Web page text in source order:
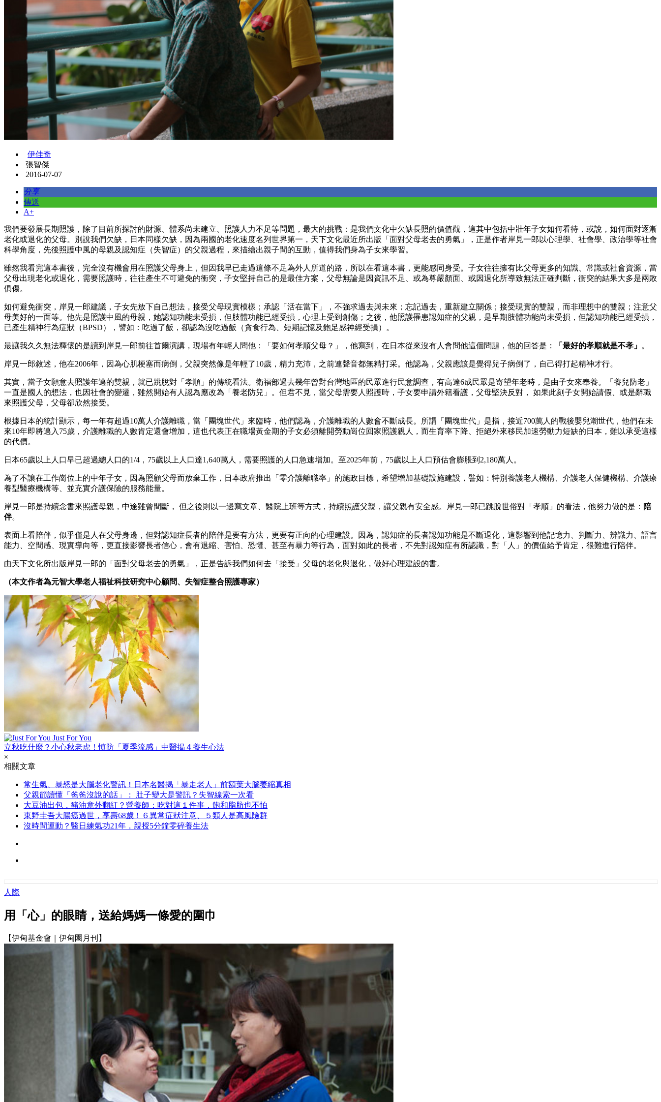
伊佳奇
張智傑
2016-07-07
分享
傳送
A+
我們要發展長期照護，除了目前所探討的財源、體系尚未建立、照護人力不足等問題，最大的挑戰：是我們文化中欠缺長照的價值觀，這其中包括中壯年子女如何看待，或說，如何面對逐漸
老化或退化的父母。別說我們欠缺，日本同樣欠缺，因為兩國的老化速度名列世界第一，天下文化最近所出版「面對父母老去的勇氣」，正是作者岸見一郎以心理學、社會學、政治學等社會
科學角度，先後照護中風的母親及認知症（失智症）的父親過程，來描繪出親子間的互動，值得我們身為子女來學習。
雖然我看完這本書後，完全沒有機會用在照護父母身上，但因我早已走過這條不足為外人所道的路，所以在看這本書，更能感同身受。子女往往擁有比父母更多的知識、常識或社會資源，當
父母出現老化或退化，需要照護時，往往產生不可避免的衝突，子女堅持自己的是最佳方案，父母無論是因資訊不足、或為尊嚴顏面、或因退化所導致無法正確判斷，衝突的結果大多是兩敗
俱傷。
如何避免衝突，岸見一郎建議，子女先放下自己想法，接受父母現實模樣；承認「活在當下」，不強求過去與未來；忘記過去，重新建立關係；接受現實的雙親，而非理想中的雙親；注意父
母美好的一面等。他先是照護中風的母親，她認知功能未受損，但肢體功能已經受損，心理上受到創傷；之後，他照護罹患認知症的父親，是早期肢體功能尚未受損，但認知功能已經受損，
已產生精神行為症狀（BPSD），譬如：吃過了飯，卻認為沒吃過飯（貪食行為、短期記憶及飽足感神經受損）。
最讓我久久無法釋懷的是讀到岸見一郎前往首爾演講，現場有年輕人問他：「要如何孝順父母？」，他寫到，在日本從來沒有人會問他這個問題，他的回答是： 「最好的孝順就是不孝」 。
岸見一郎敘述，他在2006年，因為心肌梗塞而病倒，父親突然像是年輕了10歲，精力充沛，之前連聲音都無精打采。他認為，父親應該是覺得兒子病倒了，自己得打起精神才行。
其實，當子女願意去照護年邁的雙親，就已跳脫對「孝順」的傳統看法。衛福部過去幾年曾對台灣地區的民眾進行民意調查，有高達6成民眾是寄望年老時，是由子女來奉養。「養兒防老」
一直是國人的想法，也因社會的變遷，雖然開始有人認為應改為「養老防兒」。但君不見，當父母需要人照護時，子女要申請外籍看護，父母堅決反對， 如果此刻子女開始請假、或是辭職
來照護父母，父母卻欣然接受。
根據日本的統計顯示，每一年有超過10萬人介護離職，當「團塊世代」來臨時，他們認為，介護離職的人數會不斷成長。所謂「團塊世代」是指，接近700萬人的戰後嬰兒潮世代，他們在未
來10年即將邁入75歲，介護離職的人數肯定還會增加，這也代表正在職場黃金期的子女必須離開勞動崗位回家照護親人，而生育率下降、拒絕外來移民加速勞動力短缺的日本，難以承受這樣
的代價。
日本65歲以上人口早已超過總人口的1/4，75歲以上人口達1,640萬人，需要照護的人口急速增加。至2025年前，75歲以上人口預估會膨脹到2,180萬人。
為了不讓在工作崗位上的中年子女，因為照顧父母而放棄工作，日本政府推出「零介護離職率」的施政目標，希望增加基礎設施建設，譬如：特別養護老人機構、介護老人保健機構、介護療
養型醫療機構等、並充實介護保險的服務能量。
岸見一郎是持續念書來照護母親，中途雖曾間斷， 但之後則以一邊寫文章、醫院上班等方式，持續照護父親，讓父親有安全感。岸見一郎已跳脫世俗對「孝順」的看法，他努力做的是： 陪
伴。
表面上看陪伴，似乎僅是人在父母身邊，但對認知症長者的陪伴是要有方法，更要有正向的心理建設。因為，認知症的長者認知功能是不斷退化，這影響到他記憶力、判斷力、辨識力、語言
能力、空間感、現實導向等，更直接影響長者信心，會有退縮、害怕、恐懼、甚至有暴力等行為，面對如此的長者，不先對認知症有所認識，對「人」的價值給予肯定，很難進行陪伴。
由天下文化所出版岸見一郎的「面對父母老去的勇氣」，正是告訴我們如何去「接受」父母的老化與退化，做好心理建設的書。
（本文作者為元智大學老人福祉科技研究中心顧問、失智症整合照護專家）
Just For You
立秋吃什麼？小心秋老虎！慎防「夏季流感」中醫揭４養生心法
×
相關文章
常生氣、暴怒是大腦老化警訊！日本名醫揭「暴走老人」前額葉大腦萎縮真相
父親節讀懂「爸爸沒說的話」： 肚子變大是警訊？失智線索一次看
大豆油出包，豬油意外翻紅？營養師：吃對這１件事，飽和脂肪也不怕
東野圭吾大腸癌過世，享壽68歲！６異常症狀注意、５類人是高風險群
沒時間運動？醫日練氣功21年，親授5分鐘零碎養生法
人際
用「心」的眼睛，送給媽媽一條愛的圍巾
【伊甸基金會｜伊甸園月刊】